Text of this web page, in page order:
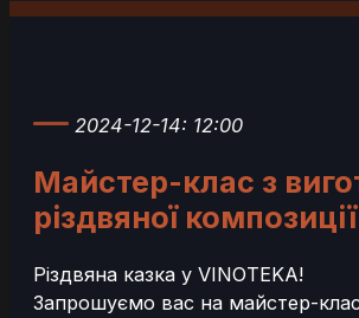
2024-12-14: 12:00
Майстер-клас з
різдвяної композиції
Різдвяна казка у VINOTEKA!
Запрошуємо вас на майстер-